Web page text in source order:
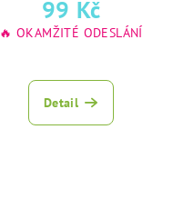
oblíbený tisk na
jedlý papír
99 Kč
🔥 OKAMŽITÉ ODESLÁNÍ
Detail